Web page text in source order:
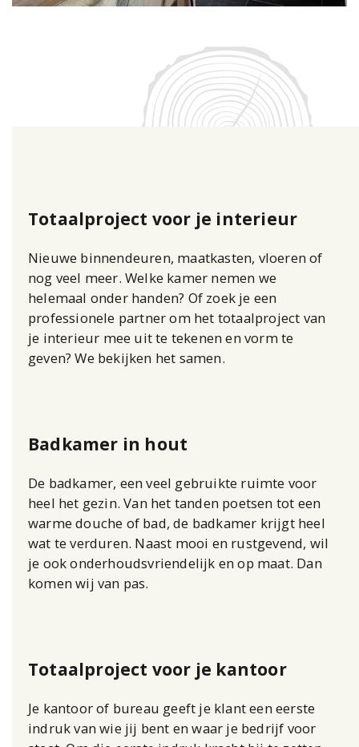
Totaalproject voor je interieur
Nieuwe binnendeuren, maatkasten, vloeren of
nog veel meer. Welke kamer nemen we
helemaal onder handen? Of zoek je een
professionele partner om het totaalproject van
je interieur mee uit te tekenen en vorm te
geven? We bekijken het samen.
Badkamer in hout
De badkamer, een veel gebruikte ruimte voor
heel het gezin. Van het tanden poetsen tot een
warme douche of bad, de badkamer krijgt heel
wat te verduren. Naast mooi en rustgevend, wil
je ook onderhoudsvriendelijk en op maat. Dan
komen wij van pas.
Totaalproject voor je kantoor
Je kantoor of bureau geeft je klant een eerste
indruk van wie jij bent en waar je bedrijf voor